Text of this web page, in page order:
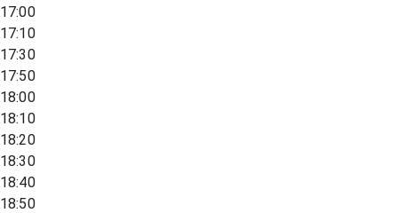
17:00
17:10
17:30
17:50
18:00
18:10
18:20
18:30
18:40
18:50